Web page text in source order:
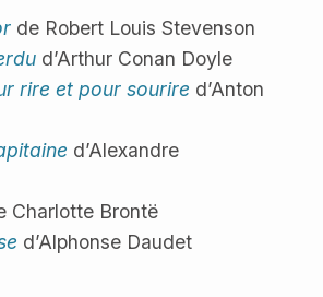
de Robert Louis Stevenson
d’Arthur Conan Doyle
rire et pour sourire d’Anton
d’Alexandre
Charlotte Brontë
d’Alphonse Daudet